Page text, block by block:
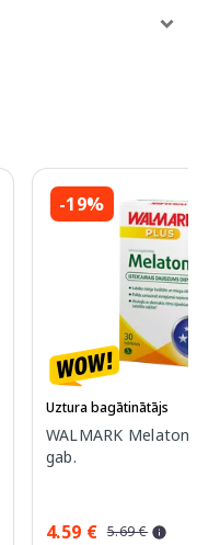
-19%
Uztura bagātinātājs
WALMARK
gab.
4.59 € 5.69 €